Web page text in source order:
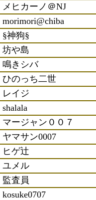
メヒカーノ＠NJ
morimori@chiba
§神狗§
坊や島
鳴きシバ
ひのっち二世
レイジ
shalala
マージャン００７
ヤマサン0007
ヒゲ辻
ユメル
監査員
kosuke0707